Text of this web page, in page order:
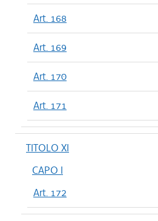
Art. 168
Art. 169
Art. 170
Art. 171
TITOLO XI
CAPO I
Art. 172